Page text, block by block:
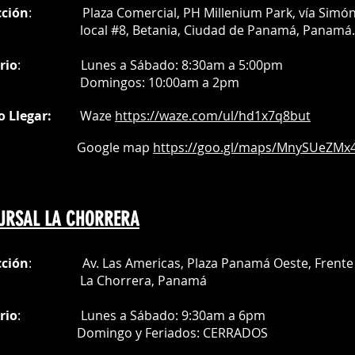
en capas
demostradas aquí pueden no
demostradas aquí pueden no
: Plaza Comercial, PH Millenium Park, vía
#8, Betania, Ciudad de Panamá, Panamá.
: Lunes a Sábado: 8:30am a 5:00pm
Domingos: 10:00am a 2pm
Llegar: Waze https://waze.com/ul/hd1x7q8but
map https://goo.gl/maps/
LA CHORRERA
: Av. Las Americas, Plaza Panamá Oeste, Frente
Chorrera, Panamá
: Lunes a Sábado: 9:30am a 6pm
mingo y Feriados: CERRADOS